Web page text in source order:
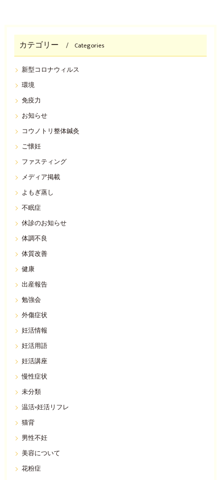
カテゴリー Categories
新型コロナウィルス
環境
免疫力
お知らせ
コウノトリ整体鍼灸
ご懐妊
ファスティング
メディア掲載
よもぎ蒸し
不眠症
休診のお知らせ
体調不良
体質改善
健康
出産報告
勉強会
外傷症状
妊活情報
妊活用語
妊活講座
慢性症状
未分類
温活×妊活リフレ
猫背
男性不妊
美容について
花粉症